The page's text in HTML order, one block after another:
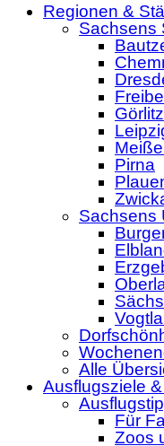
Regionen &
Sachsens
Görlitz
Pirna
Sachsens
Alle
Ausflugsziele
Für
Zoos